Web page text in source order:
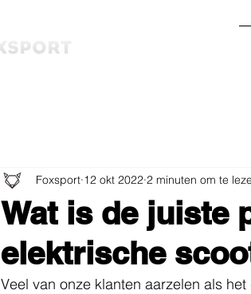
Wat is de juiste
elektrische
Foxsport 12 okt 2022 2 minuten om te
Veel van onze klanten aarzelen als